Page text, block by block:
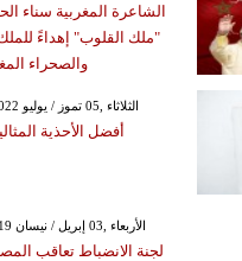
الشاعرة المغربية سناء
"ملك القلوب" إهداءً
والصحراء
GMT 22:11 2022 الثلاثاء ,05 تموز / يوليو
أفضل الأحذية
GMT 20:25 2019 الأربعاء ,03 إبريل / نيسان
لجنة الانضباط تعاقب